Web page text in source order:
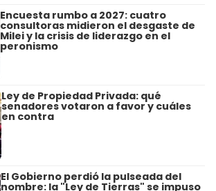
Encuesta rumbo a 2027: cuatro
consultoras midieron el desgaste de
Milei y la crisis de liderazgo en el
peronismo
Ley de Propiedad Privada: qué
senadores votaron a favor y cuáles
en contra
El Gobierno perdió la pulseada del
nombre: la "Ley de Tierras" se impuso